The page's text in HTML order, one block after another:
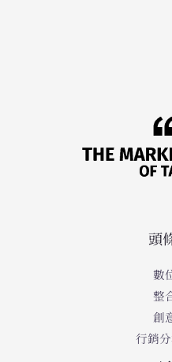
頭
數
整
創
行銷